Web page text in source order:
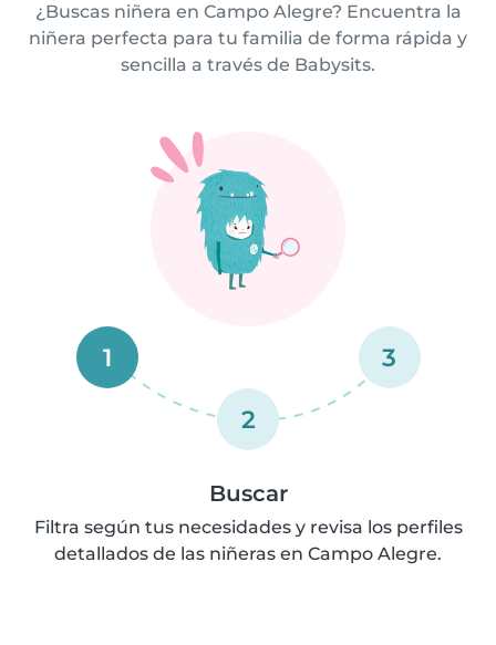
¿Buscas niñera en Campo Alegre? Encuentra la
niñera perfecta para tu familia de forma rápida y
sencilla a través de Babysits.
1
2
3
Buscar
Filtra según tus necesidades y revisa los perfiles
detallados de las niñeras en Campo Alegre.